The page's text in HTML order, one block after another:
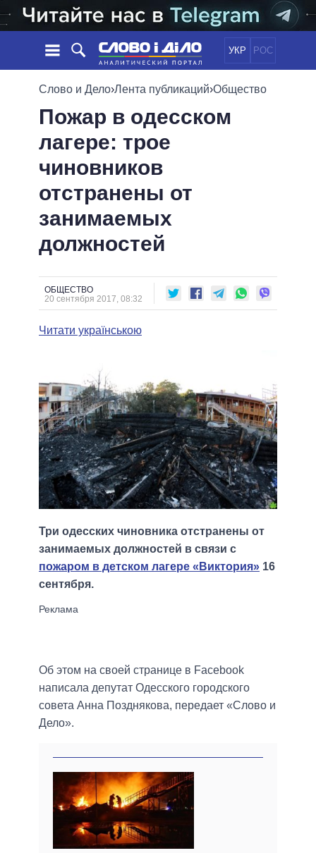
УКР РОС
НОВОСТИ
ЛЕНТА
СОБЫТИЯ
СТАТЬИ
ОБЗОРЫ
ДАЙДЖЕСТЫ
ПОЛИТИКА
ЭКОНОМИКА
ОБЕЩАНИЯ
ПОЛИТИКИ
ПРЕЗИДЕНТ И ОФИС
ВЕРХОВНАЯ РАДА
КАБИНЕТ МИНИСТРОВ
МЭРЫ
ВСЕ ПЕРСОНЫ
ВИДЕО
ПОДДЕРЖАТЬ
СРАВНЕНИЕ ПОЛИТИКОВ
Слово и Дело›Лента публикаций›Общество
Пожар в одесском
лагере: трое
чиновников
отстранены от
занимаемых
должностей
ОБЩЕСТВО
20 сентября 2017, 08:32
Читати українською
Три одесских чиновника отстранены от
занимаемых должностей в связи с
пожаром в детском лагере «Виктория» 16
сентября.
Об этом на своей странице в Facebook
написала депутат Одесского городского
совета Анна Позднякова, передает «Слово и
Дело».